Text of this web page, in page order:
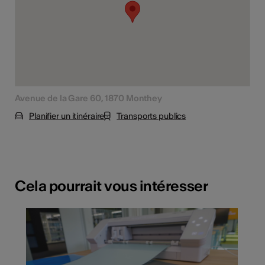
Avenue de la Gare 60, 1870 Monthey
Planifier un itinéraire
Transports publics
Cela pourrait vous intéresser